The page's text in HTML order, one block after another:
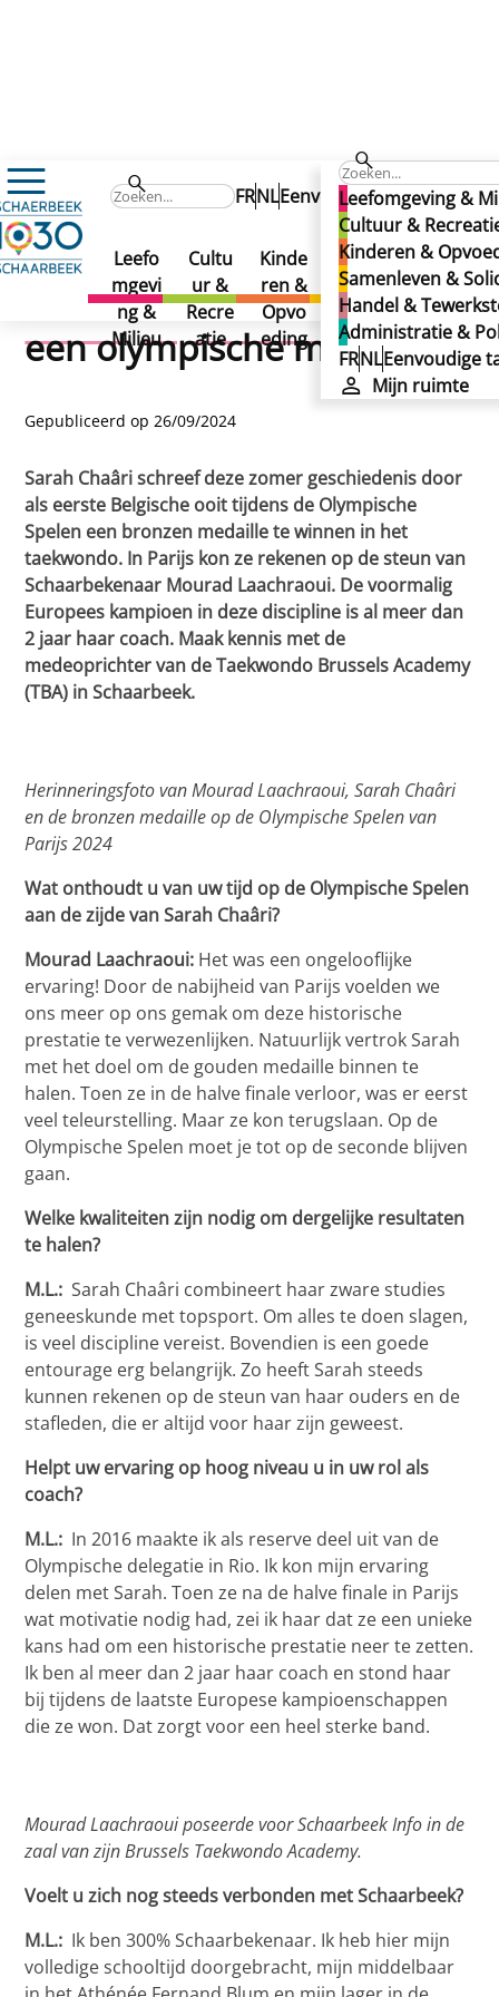
Leefomgeving &
Cultuur &
Kinderen &
Samenleven &
Handel &
Administratie &
FRNLEenvoudige
Mijn ruimte
FRNLEenvoudige taal
Leefo
mgevi
ng &
Milieu
Cultu
ur &
Recre
atie
Kinde
ren &
Opvo
eding
Same
nleve
n &
Solida
riteit
Hand
el &
Tewer
kstelli
ng
Nieuws
Mourad Laachraoui, een Schaarbekenaar achter een
Mourad Laachraoui, een
Schaarbekenaar achter
een olympische medaille
Mourad Laachraoui, een
Schaarbekenaar achter
een olympische medaille
Gepubliceerd op 26/09/2024
Sarah Chaâri schreef deze zomer geschiedenis door
als eerste Belgische ooit tijdens de Olympische
Spelen een bronzen medaille te winnen in het
taekwondo. In Parijs kon ze rekenen op de steun van
Schaarbekenaar Mourad Laachraoui. De voormalig
Europees kampioen in deze discipline is al meer dan
2 jaar haar coach. Maak kennis met de
medeoprichter van de Taekwondo Brussels Academy
(TBA) in Schaarbeek.
Herinneringsfoto van Mourad Laachraoui, Sarah Chaâri
en de bronzen medaille op de Olympische Spelen van
Parijs 2024
Wat onthoudt u van uw tijd op de Olympische Spelen
aan de zijde van Sarah Chaâri?
Mourad Laachraoui: Het was een ongelooflijke
ervaring! Door de nabijheid van Parijs voelden we
ons meer op ons gemak om deze historische
prestatie te verwezenlijken. Natuurlijk vertrok Sarah
met het doel om de gouden medaille binnen te
halen. Toen ze in de halve finale verloor, was er eerst
veel teleurstelling. Maar ze kon terugslaan. Op de
Olympische Spelen moet je tot op de seconde blijven
gaan.
Welke kwaliteiten zijn nodig om dergelijke resultaten
te halen?
M.L.:Sarah Chaâri combineert haar zware studies
geneeskunde met topsport. Om alles te doen slagen,
is veel discipline vereist. Bovendien is een goede
entourage erg belangrijk. Zo heeft Sarah steeds
kunnen rekenen op de steun van haar ouders en de
stafleden, die er altijd voor haar zijn geweest.
Helpt uw ervaring op hoog niveau u in uw rol als
coach?
M.L.: In 2016 maakte ik als reserve deel uit van de
Olympische delegatie in Rio. Ik kon mijn ervaring
delen met Sarah. Toen ze na de halve finale in Parijs
wat motivatie nodig had, zei ik haar dat ze een unieke
kans had om een historische prestatie neer te zetten.
Ik ben al meer dan 2 jaar haar coach en stond haar
bij tijdens de laatste Europese kampioenschappen
die ze won. Dat zorgt voor een heel sterke band.
Mourad Laachraoui poseerde voor Schaarbeek Info in de
zaal van zijn Brussels Taekwondo Academy.
Voelt u zich nog steeds verbonden met Schaarbeek?
M.L.: Ik ben 300% Schaarbekenaar. Ik heb hier mijn
volledige schooltijd doorgebracht, mijn middelbaar